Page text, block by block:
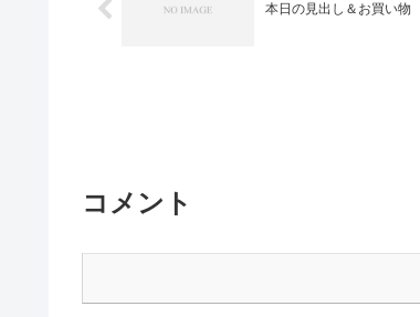
本日の見出し＆お買い物
コメント